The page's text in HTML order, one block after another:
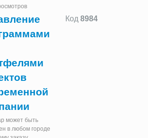
Код 8984
может быть
в любом городе